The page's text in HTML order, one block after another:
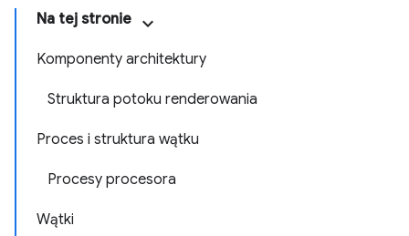
Na tej stronie
Komponenty architektury
Struktura potoku renderowania
Proces i struktura wątku
Procesy procesora
Wątki